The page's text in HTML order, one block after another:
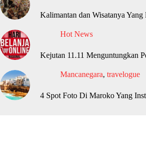
Kalimantan dan Wisatanya
Hot News
Kejutan 11.11 Menguntungkan
Mancanegara, travelogue
4 Spot Foto Di Maroko Yang